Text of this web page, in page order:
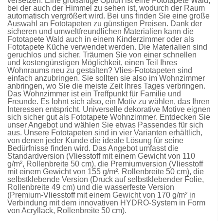
bei der auch der Himmel zu sehen ist, wodurch der Raum
automatisch vergrößert wird. Bei uns finden Sie eine große
Auswahl an Fototapeten zu günstigen Preisen. Dank der
sicheren und umweltfreundlichen Materialien kann die
Fototapete Wald auch in einem Kinderzimmer oder als
Fototapete Küche verwendet werden. Die Materialien sind
geruchlos und sicher. Träumen Sie von einer schnellen
und kostengünstigen Möglichkeit, einen Teil Ihres
Wohnraums neu zu gestalten? Vlies-Fototapeten sind
einfach anzubringen. Sie sollten sie also im Wohnzimmer
anbringen, wo Sie die meiste Zeit Ihres Tages verbringen.
Das Wohnzimmer ist ein Treffpunkt für Familie und
Freunde. Es lohnt sich also, ein Motiv zu wählen, das Ihren
Interessen entspricht. Universelle dekorative Motive eignen
sich sicher gut als Fototapete Wohnzimmer. Entdecken Sie
unser Angebot und wählen Sie etwas Passendes für sich
aus. Unsere Fototapeten sind in vier Varianten erhältlich,
von denen jeder Kunde die ideale Lösung für seine
Bedürfnisse finden wird. Das Angebot umfasst die
Standardversion (Vliesstoff mit einem Gewicht von 110
g/m², Rollenbreite 50 cm), die Premiumversion (Vliesstoff
mit einem Gewicht von 155 g/m², Rollenbreite 50 cm), die
selbstklebende Version (Druck auf selbstklebender Folie,
Rollenbreite 49 cm) und die wasserfeste Version
(Premium-Vliesstoff mit einem Gewicht von 170 g/m² in
Verbindung mit dem innovativen HYDRO-System in Form
von Acryllack, Rollenbreite 50 cm).